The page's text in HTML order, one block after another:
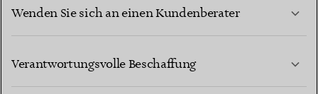
Wenden Sie sich an einen Kundenberater
Verantwortungsvolle Beschaffung